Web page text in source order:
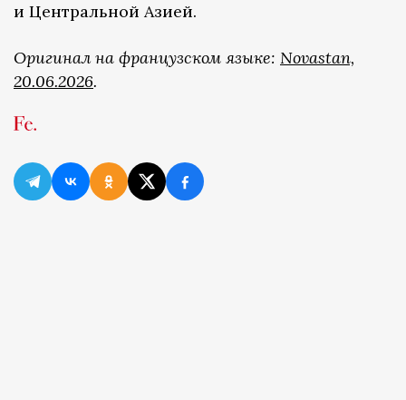
и Центральной Азией.
Оригинал на французском языке: Novastan,
20.06.2026.